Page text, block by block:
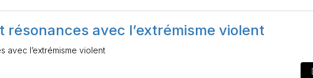
résonances avec l’extrémisme violent
avec l’extrémisme violent